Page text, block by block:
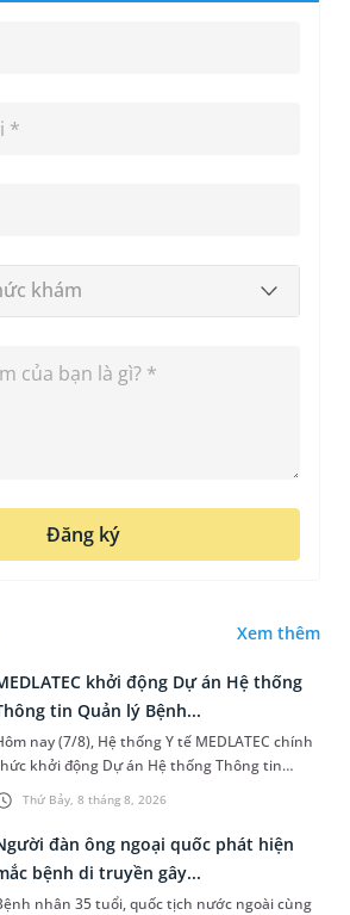
khám
Đăng ký
Xem thêm
Thứ Bảy, 8 tháng 8, 2026
khởi động Dự án Hệ thống
tin Quản lý Bệnh...
nay (7/8), Hệ thống Y tế MEDLATEC chính
khởi động Dự án Hệ thống Thông tin
Quản lý Bệnh viện (HIS - Hospital Information
giai đoạn mới. Dự á...
đàn ông ngoại quốc phát hiện
bệnh di truyền gây...
nhân 35 tuổi, quốc tịch nước ngoài cùng